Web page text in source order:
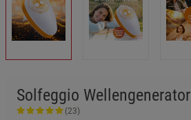
Solfeggio Wellengenerator
(23)